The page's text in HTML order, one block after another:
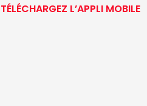
TÉLÉCHARGEZ L’APPLI MOBILE